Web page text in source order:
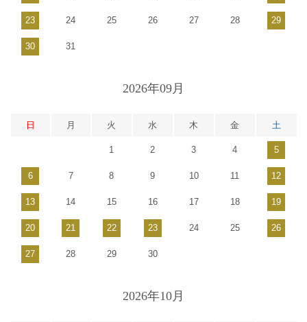
23 24 25 26 27 28 29
30 31
2026年09月
日 月 火 水 木 金 土
1 2 3 4 5
6 7 8 9 10 11 12
13 14 15 16 17 18 19
20 21 22 23 24 25 26
27 28 29 30
2026年10月